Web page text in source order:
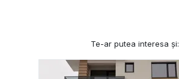
Te-ar putea interesa și: